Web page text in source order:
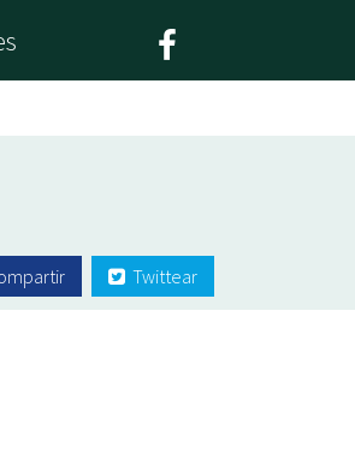
Twittear